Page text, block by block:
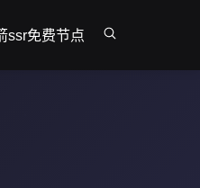
ssr免费节点